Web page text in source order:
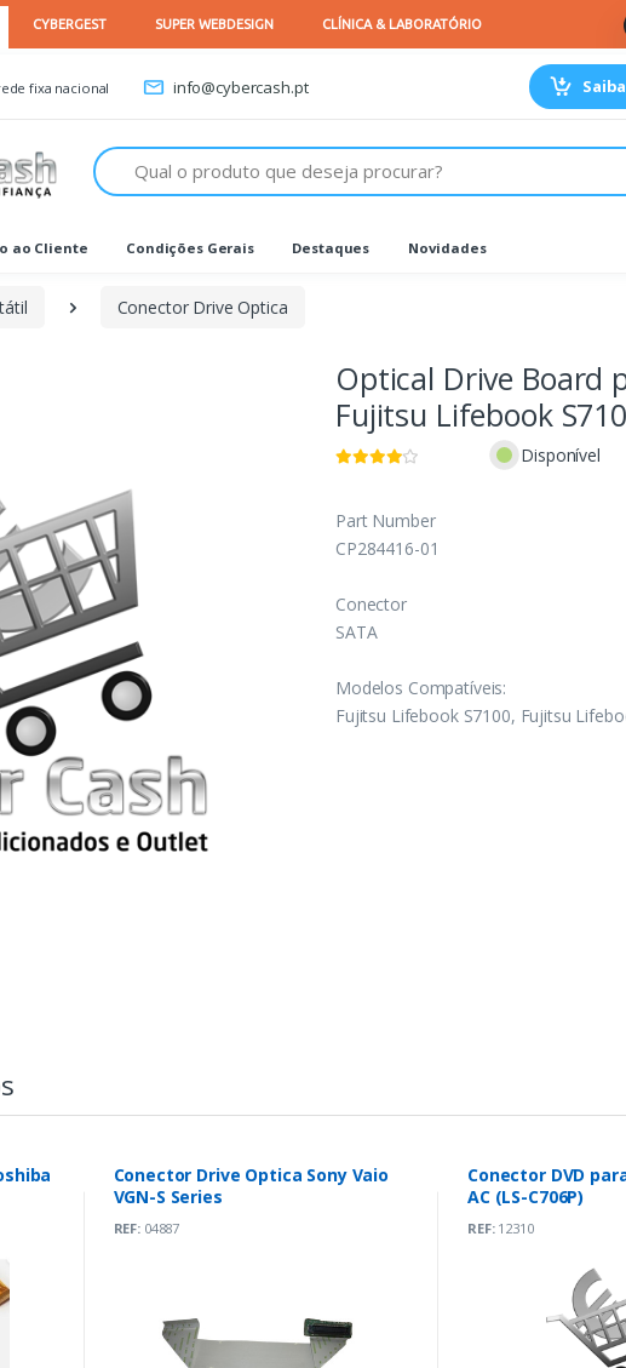
fixa nacional info@cybercash.pt
Procurar
ao Cliente Condições Gerais Destaques Novidades
Conector Drive Optica
Optical Drive Board
Fujitsu Lifebook
Disponível
Part Number
CP284416-01
Conector
SATA
Modelos Compatíveis:
Fujitsu Lifebook S7100, Fujitsu
Conector Drive Optica Sony Vaio
VGN-S Series
REF:04887
Conector DVD
AC (LS-C706P)
REF:12310